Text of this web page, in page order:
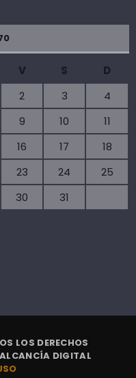
V S
D
2 3
4
9 10
11
16 17
18
23 24
25
30
31
LOS DERECHOS
ALCANCÍA DIGITAL